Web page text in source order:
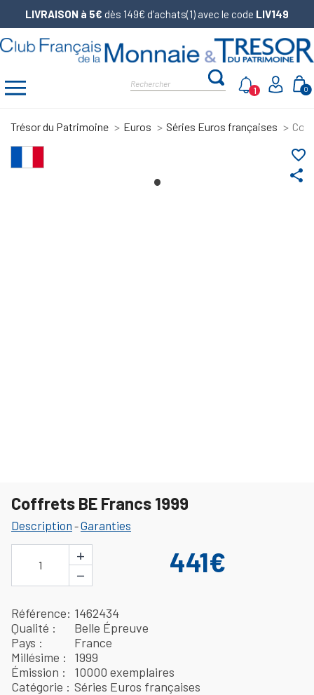
LIVRAISON à 5€ dès 149€ d’achats(1) avec le code LIV149
0
1
Trésor du Patrimoine Euros Séries Euros françaises
share
favorite_border
Coffrets BE Francs 1999
Description -Garanties
1
+
−
441€
Référence 1462434
Qualité
Belle Épreuve
Pays
France
Millésime
1999
Émission
10000 exemplaires
Catégorie
Séries Euros françaises